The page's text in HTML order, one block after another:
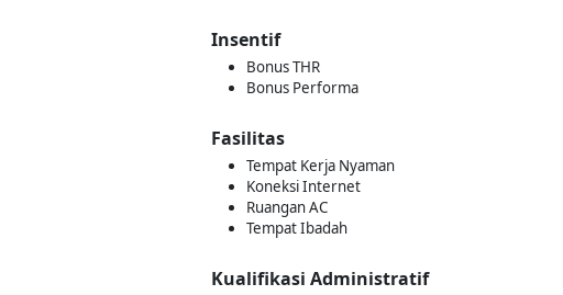
Insentif
Bonus THR
Bonus Performa
Fasilitas
Tempat Kerja Nyaman
Koneksi Internet
Ruangan AC
Tempat Ibadah
Kualifikasi Administratif